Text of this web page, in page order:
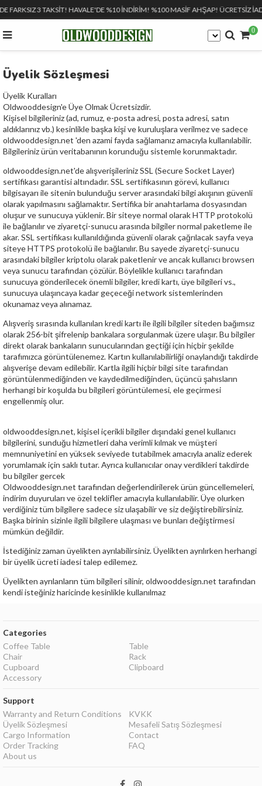
FARKSIZ 3 TAKSİT! HAVALE'DE %10 İNDİRİM! %100 MASİF AHŞAP! ÜCRETSİZ
0
Üyelik Sözleşmesi
Üyelik Kuralları
Oldwooddesign'e Üye Olmak Ücretsizdir.
Kişisel bilgileriniz (ad, rumuz, e-posta adresi, posta adresi, satın
aldıklarınız vb.) kesinlikle başka kişi ve kuruluşlara verilmez ve sadece
oldwooddesign.net 'den azami fayda sağlamanız amacıyla kullanılabilir.
Bilgileriniz ürün veritabanının korunduğu sistemle korunmaktadır.
oldwooddesign.net'de alışverişileriniz SSL (Secure Socket Layer)
sertifikası garantisi altındadır. SSL sertifikasının görevi, kullanıcı
bilgisayarı ile sitenin bulunduğu server arasındaki bilgi akışının güvenli
olarak yapılmasını sağlamaktır. Sertifika bir anahtarlama dosyasından
oluşur ve sunucuya yüklenir. Bir siteye normal olarak HTTP protokolü
ile bağlanılır ve ziyaretçi-sunucu arasında bilgiler normal paketleme ile
akar. SSL sertifikası kullanıldığında güvenli olarak çağrılacak sayfa veya
siteye HTTPS protokolü ile bağlanılır. Bu sayede ziyaretçi-sunucu
arasındaki bilgiler kriptolu olarak paketlenir ve ancak kullanıcı browserı
veya sunucu tarafından çözülür. Böylelikle kullanıcı tarafından
sunucuya gönderilecek önemli bilgiler, kredi kartı, üye bilgileri vs.,
sunucuya ulaşıncaya kadar geçeceği network sistemlerinden
okunamaz veya alınamaz.
Alışveriş sırasında kullanılan kredi kartı ile ilgili bilgiler siteden bağımsız
olarak 256-bit şifrelenip bankalara sorgulanmak üzere ulaşır. Bu bilgiler
direkt olarak bankaların sunucularından geçtiği için hiçbir şekilde
tarafımızca görüntülenemez. Kartın kullanılabilirliği onaylandığı takdirde
alışverişe devam edilebilir. Kartla ilgili hiçbir bilgi site tarafından
görüntülenmediğinden ve kaydedilmediğinden, üçüncü şahısların
herhangi bir koşulda bu bilgileri görüntülemesi, ele geçirmesi
engellenmiş olur.
oldwooddesign.net, kişisel içerikli bilgiler dışındaki genel kullanıcı
bilgilerini, sunduğu hizmetleri daha verimli kılmak ve müşteri
memnuniyetini en yüksek seviyede tutabilmek amacıyla analiz ederek
yorumlamak için saklı tutar. Ayrıca kullanıcılar onay verdikleri takdirde
bu bilgiler gercek
Oldwooddesign.net tarafından değerlendirilerek ürün güncellemeleri,
indirim duyuruları ve özel teklifler amacıyla kullanılabilir. Üye olurken
verdiğiniz tüm bilgilere sadece siz ulaşabilir ve siz değiştirebilirsiniz.
Başka birinin sizinle ilgili bilgilere ulaşması ve bunları değiştirmesi
mümkün değildir.
İstediğiniz zaman üyelikten ayrılabilirsiniz. Üyelikten ayrılırken herhangi
bir üyelik ücreti iadesi talep edilemez.
Üyelikten ayrılanların tüm bilgileri silinir, oldwooddesign.net tarafından
kendi isteğiniz haricinde kesinlikle kullanılmaz
Categories
Coffee Table
Table
Chair
Rack
Cupboard
Clipboard
Accessory
Support
Warranty and Return Conditions
KVKK
Üyelik Sözleşmesi
Mesafeli Satış Sözleşmesi
Cargo Information
Contact
Order Tracking
FAQ
About us